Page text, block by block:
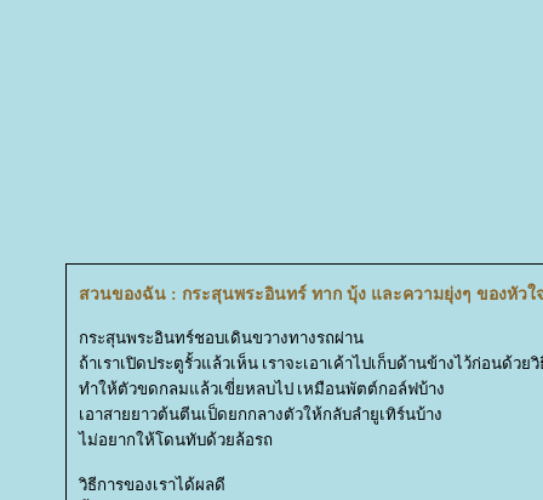
สวนของฉัน : กระสุนพระอินทร์ ทาก บุ้ง และความยุ่งๆ ของหัวใ
กระสุนพระอินทร์ชอบเดินขวางทางรถผ่าน
ถ้าเราเปิดประตูรั้วแล้วเห็น เราจะเอาเค้าไปเก็บด้านข้างไว้ก่อนด้วย
ทำให้ตัวขดกลมแล้วเขี่ยหลบไป เหมือนพัตต์กอล์ฟบ้าง
เอาสายยาวต้นตีนเป็ดยกกลางตัวให้กลับลำยูเทิร์นบ้าง
ไม่อยากให้โดนทับด้วยล้อรถ
วิธีการของเราได้ผลดี